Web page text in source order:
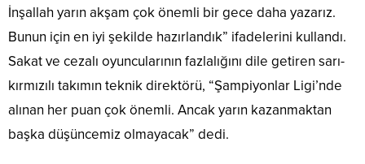
İnşallah yarın akşam çok önemli bir gece daha yazarız.
Bunun için en iyi şekilde hazırlandık” ifadelerini kullandı.
Sakat ve cezalı oyuncularının fazlalığını dile getiren sarı-
kırmızılı takımın teknik direktörü, “Şampiyonlar Ligi’nde
alınan her puan çok önemli. Ancak yarın kazanmaktan
başka düşüncemiz olmayacak” dedi.